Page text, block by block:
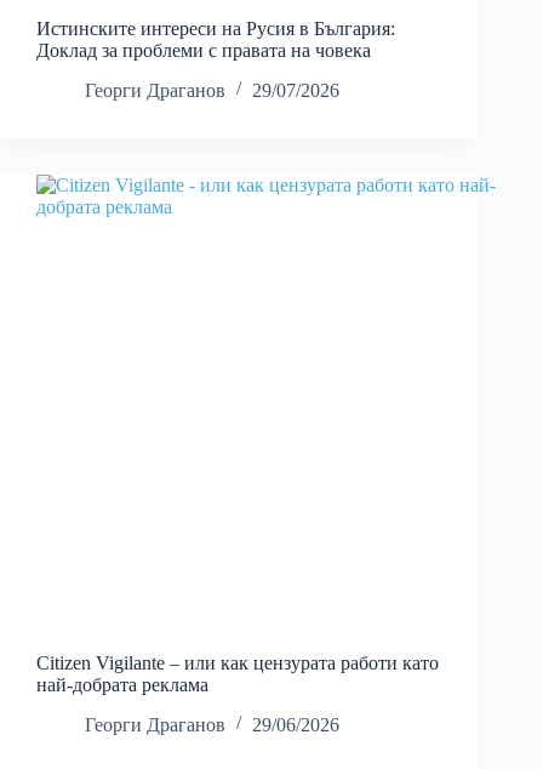
Истинските интереси на Русия в България:
Доклад за проблеми с правата на човека
Георги Драганов
29/07/2026
Citizen Vigilante – или как цензурата работи като
най-добрата реклама
Георги Драганов
29/06/2026